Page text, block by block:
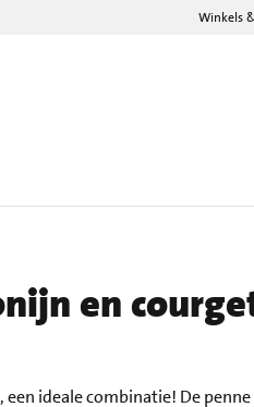
Winkels
en
ideale combinatie! De